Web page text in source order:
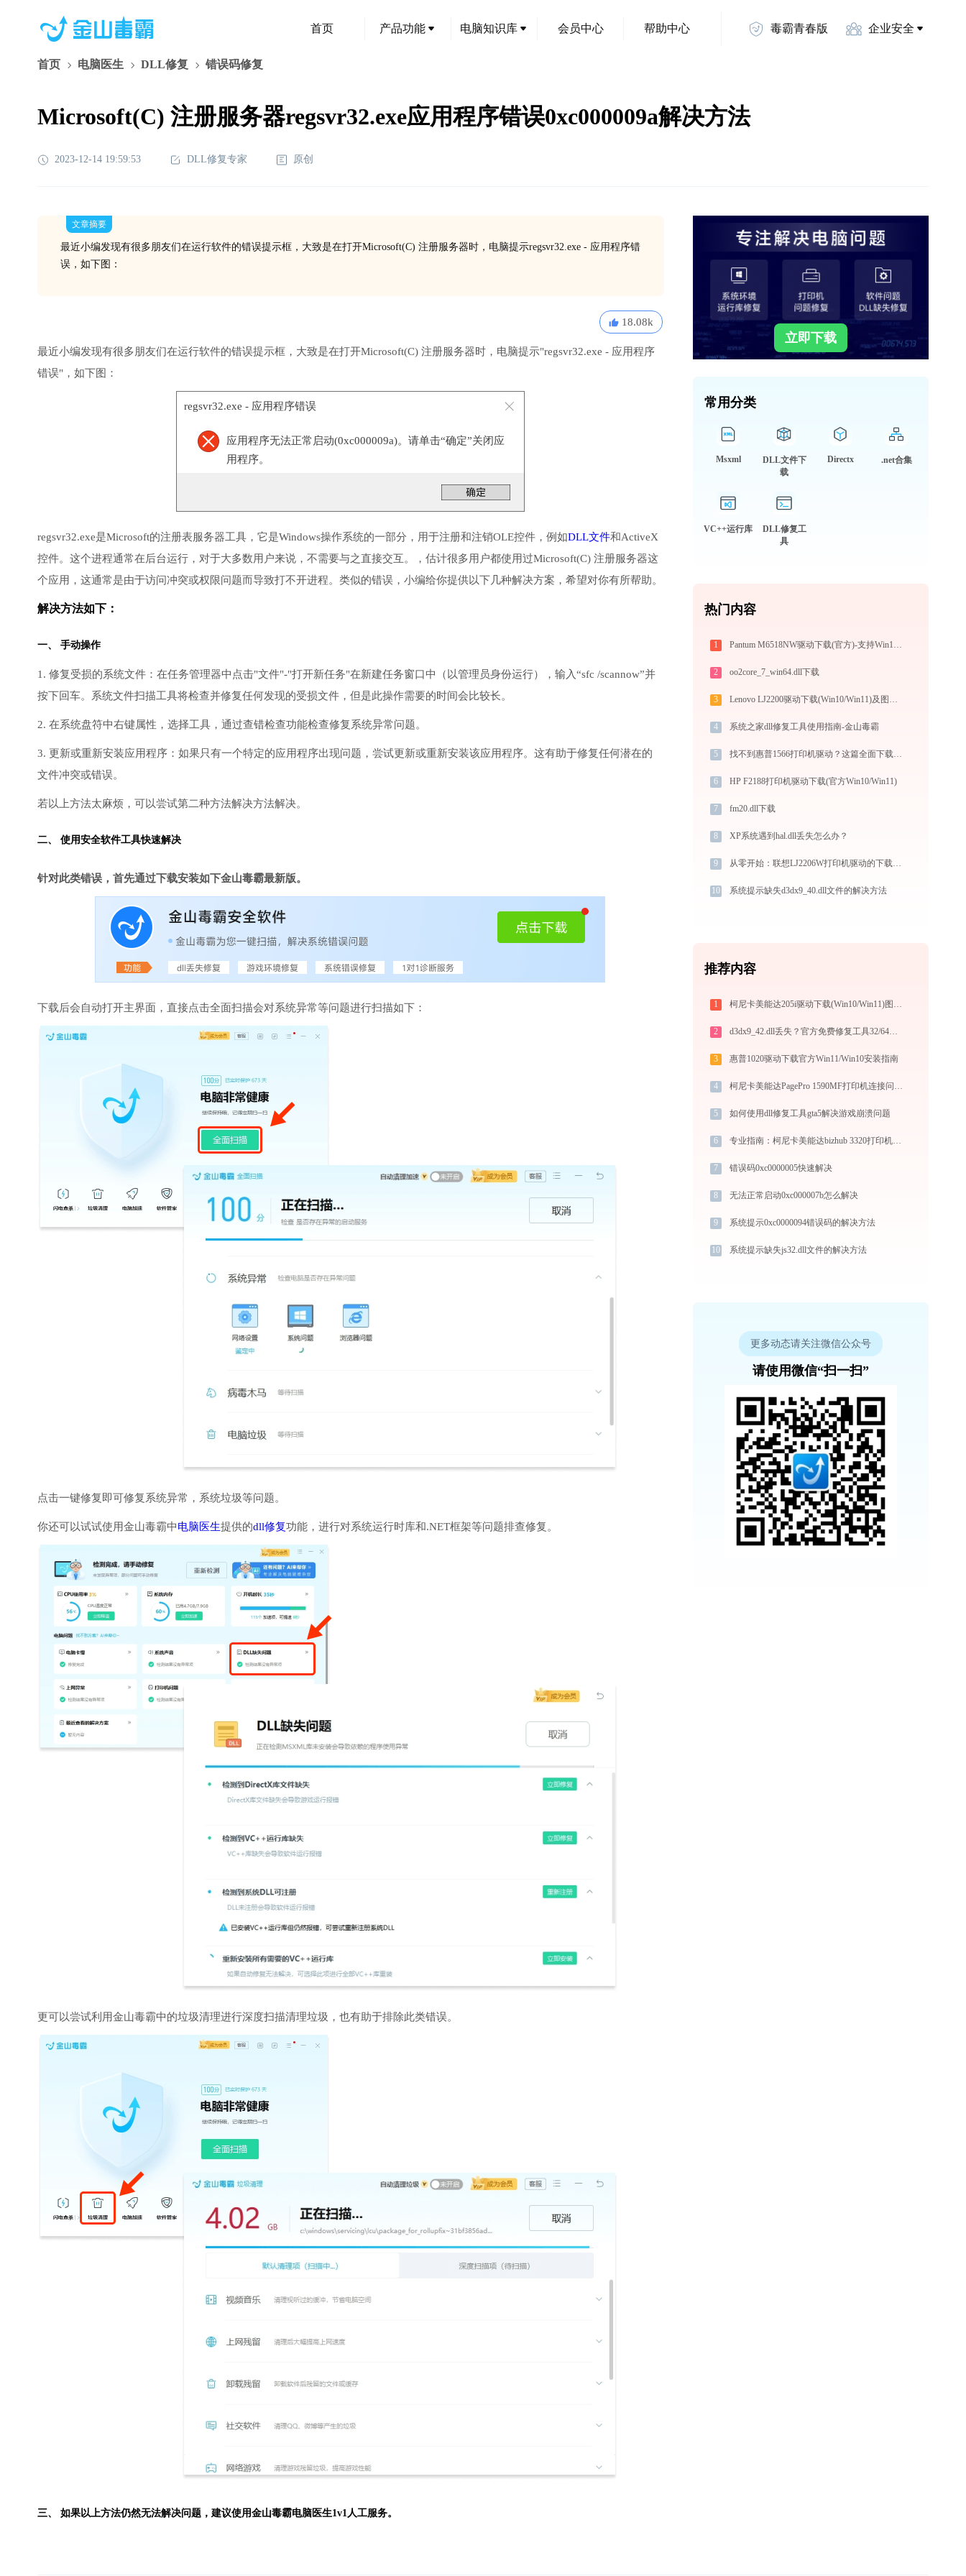
首页 产品功能 电脑知识库 会员中心 帮助中心 毒霸青春版 企业安全
首页 电脑医生 DLL修复 错误码修复
Microsoft(C) 注册服务器regsvr32.exe应用程序错误0xc000009a解决方法
2023-12-14 19:59:53 DLL修复专家 原创
文章摘要
最近小编发现有很多朋友们在运行软件的错误提示框，大致是在打开Microsoft(C) 注册服务器时，电脑提示regsvr32.exe - 应用程序错
误，如下图：
18.08k
最近小编发现有很多朋友们在运行软件的错误提示框，大致是在打开Microsoft(C) 注册服务器时，电脑提示"regsvr32.exe - 应用程序
错误"，如下图：
regsvr32.exe - 应用程序错误
应用程序无法正常启动(0xc000009a)。请单击“确定”关闭应
用程序。
regsvr32.exe是Microsoft的注册表服务器工具，它是Windows操作系统的一部分，用于注册和注销OLE控件，例如DLL文件和ActiveX
控件。这个进程通常在后台运行，对于大多数用户来说，不需要与之直接交互。，估计很多用户都使用过Microsoft(C) 注册服务器这
个应用，这通常是由于访问冲突或权限问题而导致打不开进程。类似的错误，小编给你提供以下几种解决方案，希望对你有所帮助。
解决方法如下：
一、 手动操作
1. 修复受损的系统文件：在任务管理器中点击"文件"-"打开新任务"在新建任务窗口中（以管理员身份运行），输入“sfc /scannow”并
按下回车。系统文件扫描工具将检查并修复任何发现的受损文件，但是此操作需要的时间会比较长。
2. 在系统盘符中右键属性，选择工具，通过查错检查功能检查修复系统异常问题。
3. 更新或重新安装应用程序：如果只有一个特定的应用程序出现问题，尝试更新或重新安装该应用程序。这有助于修复任何潜在的
文件冲突或错误。
若以上方法太麻烦，可以尝试第二种方法解决方法解决。
二、 使用安全软件工具快速解决
针对此类错误，首先通过下载安装如下金山毒霸最新版。
下载后会自动打开主界面，直接点击全面扫描会对系统异常等问题进行扫描如下：
点击一键修复即可修复系统异常，系统垃圾等问题。
你还可以试试使用金山毒霸中电脑医生提供的dll修复功能，进行对系统运行时库和.NET框架等问题排查修复。
更可以尝试利用金山毒霸中的垃圾清理进行深度扫描清理垃圾，也有助于排除此类错误。
三、 如果以上方法仍然无法解决问题，建议使用金山毒霸电脑医生1v1人工服务。
立即下载
常用分类
Msxml
DLL文件下
载
Directx .net合集
VC++运行库
DLL修复工
具
热门内容
1 Pantum M6518NW驱动下载(官方)-支持Win10/Win11
2 oo2core_7_win64.dll下载
3 Lenovo LJ2200驱动下载(Win10/Win11)及图文安装教程
4 系统之家dll修复工具使用指南-金山毒霸
5 找不到惠普1566打印机驱动？这篇全面下载安装指南帮到你
6 HP F2188打印机驱动下载(官方Win10/Win11)
7 fm20.dll下载
8 XP系统遇到hal.dll丢失怎么办？
9 从零开始：联想LJ2206W打印机驱动的下载及安装流程
10 系统提示缺失d3dx9_40.dll文件的解决方法
推荐内容
1 柯尼卡美能达205i驱动下载(Win10/Win11)图文安装教程
2 d3dx9_42.dll丢失？官方免费修复工具32/64位一键修复
3 惠普1020驱动下载官方Win11/Win10安装指南
4 柯尼卡美能达PagePro 1590MF打印机连接问题解决方法 - 金山毒霸
5 如何使用dll修复工具gta5解决游戏崩溃问题
6 专业指南：柯尼卡美能达bizhub 3320打印机驱动的下载与安装步骤详解
7 错误码0xc0000005快速解决
8 无法正常启动0xc000007b怎么解决
9 系统提示0xc0000094错误码的解决方法
10 系统提示缺失js32.dll文件的解决方法
更多动态请关注微信公众号
请使用微信“扫一扫”